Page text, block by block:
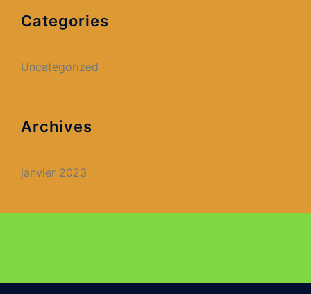
Categories
Uncategorized
Archives
janvier 2023